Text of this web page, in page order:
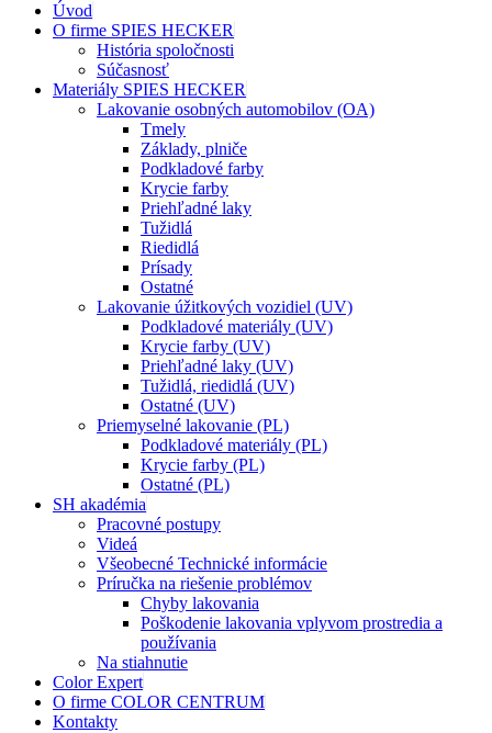
Úvod
O firme SPIES HECKER
História spoločnosti
Súčasnosť
Materiály SPIES HECKER
Lakovanie osobných automobilov (OA)
Tmely
Základy, plniče
Podkladové farby
Krycie farby
Priehľadné laky
Tužidlá
Riedidlá
Prísady
Ostatné
Lakovanie úžitkových vozidiel (UV)
Podkladové materiály (UV)
Krycie farby (UV)
Priehľadné laky (UV)
Tužidlá, riedidlá (UV)
Ostatné (UV)
Priemyselné lakovanie (PL)
Podkladové materiály (PL)
Krycie farby (PL)
Ostatné (PL)
SH akadémia
Pracovné postupy
Videá
Všeobecné Technické informácie
Príručka na riešenie problémov
Chyby lakovania
Poškodenie lakovania vplyvom prostredia a
používania
Na stiahnutie
Color Expert
O firme COLOR CENTRUM
Kontakty